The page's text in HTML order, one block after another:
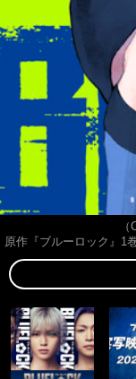
原作『ブルーロック』1